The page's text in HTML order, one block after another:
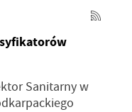
Sanitarny w